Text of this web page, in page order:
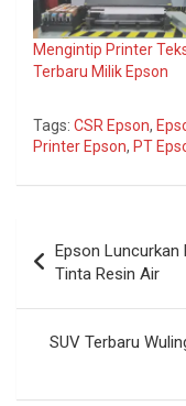
Mengintip Printer
Terbaru Milik Epson
Tags: CSR Epson,
Printer Epson, PT
pos
Epson Luncurkan
Tinta Resin Air
SUV Terbaru